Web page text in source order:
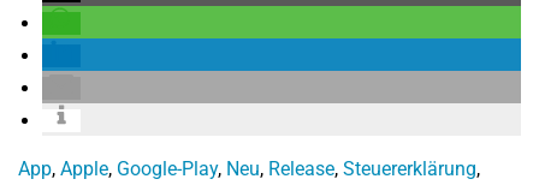
App, Apple, Google-Play, Neu, Release, Steuererklärung,